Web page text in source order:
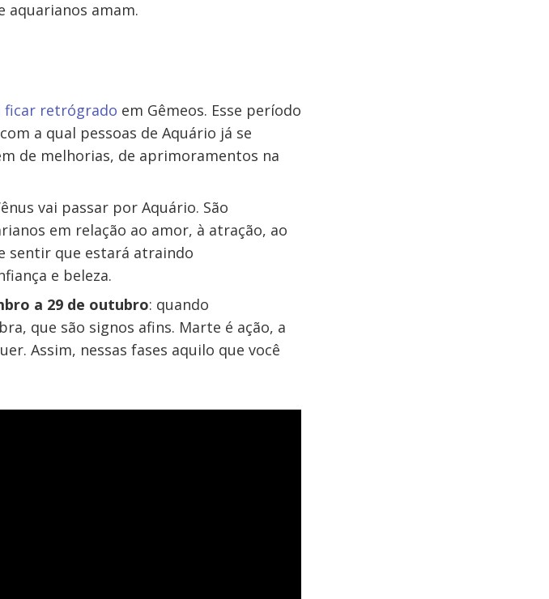
aquarianos amam.
ficar retrógrado em Gêmeos. Esse período
a qual pessoas de Aquário já se
de melhorias, de aprimoramentos na
vai passar por Aquário. São
em relação ao amor, à atração, ao
sentir que estará atraindo
e beleza.
a 29 de outubro: quando
que são signos afins. Marte é ação, a
Assim, nessas fases aquilo que você